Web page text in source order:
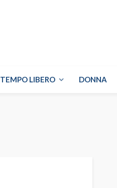
TEMPO LIBERO DONNA